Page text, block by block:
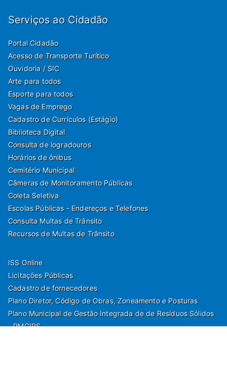
Serviços ao Cidadão
Portal Cidadão
Acesso de Transporte Turítico
Ouvidoria / SIC
Arte para todos
Esporte para todos
Vagas de Emprego
Cadastro de Currículos (Estágio)
Biblioteca Digital
Consulta de logradouros
Horários de ônibus
Cemitério Municipal
Câmeras de Monitoramento Públicas
Coleta Seletiva
Escolas Públicas - Endereços e Telefones
Consulta Multas de Trânsito
Recursos de Multas de Trânsito
ISS Online
Licitações Públicas
Cadastro de fornecedores
Plano Diretor, Código de Obras, Zoneamento e Posturas
Plano Municipal de Gestão Integrada de de Resíduos Sólidos
- PMGIRS